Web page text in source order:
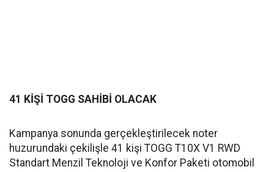
41 KİŞİ TOGG SAHİBİ OLACAK
Kampanya sonunda gerçekleştirilecek noter
huzurundaki çekilişle 41 kişi TOGG T10X V1 RWD
Standart Menzil Teknoloji ve Konfor Paketi otomobil